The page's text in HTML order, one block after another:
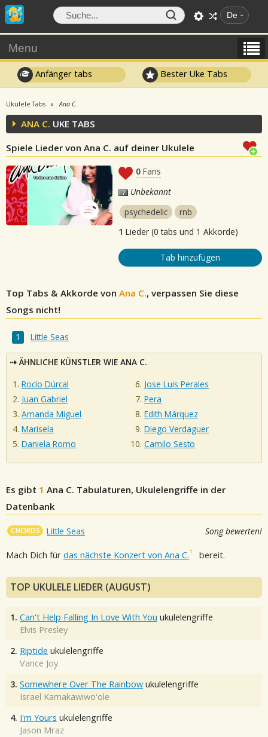
De
Menu
Anfänger tabs Bester Uke Tabs
Ukulele Tabs Ana C.
ANA C. UKE TABS
Spiele Lieder von Ana C. auf deiner Ukulele
0 Fans
Unbekannt
psychedelic
rnb
1 Lieder (0 tabs und 1 Akkorde)
Tab hinzufügen
Top Tabs & Akkorde von Ana C., verpassen Sie diese
Songs nicht!
Little Seas
ÄHNLICHE KÜNSTLER WIE ANA C.
Rocío Dúrcal
Juan Gabriel
Amanda Miguel
Marisela
Daniela Romo
Jose Luis Perales
Pera
Edith Márquez
Diego Verdaguer
Camilo Sesto
Es gibt 1 Ana C. Tabulaturen, Ukulelengriffe in der
Datenbank
CHORDS Little Seas Song bewerten!
Mach Dich für das nächste Konzert von Ana C. bereit.
TOP UKULELE LIEDER (AUGUST)
1. Can't Help Falling In Love With You ukulelengriffe
Elvis Presley
2. Riptide ukulelengriffe
Vance Joy
3. Somewhere Over The Rainbow ukulelengriffe
Israel Kamakawiwo'ole
4. I'm Yours ukulelengriffe
Jason Mraz